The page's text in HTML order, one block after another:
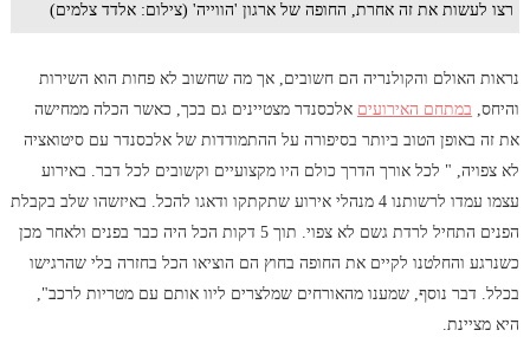
רצו לעשות את זה אחרת, החופה של ארגון 'הווייה' (צילום: אלדד צלמים)
נראות האולם והקולנריה הם חשובים, אך מה שחשוב לא פחות הוא השירות
והיחס, במתחם האירועים אלכסנדר מצטיינים גם בכך, כאשר הכלה ממחישה
את זה באופן הטוב ביותר בסיפורה על ההתמודדות של אלכסנדר עם סיטואציה
לא צפויה, " לכל אורך הדרך כולם היו מקצועיים וקשובים לכל דבר. באירוע
עצמו עמדו לרשותנו 4 מנהלי אירוע שתקתקו ודאגו להכל. באיזשהו שלב בקבלת
הפנים התחיל לרדת גשם לא צפוי. תוך 5 דקות הכל היה כבר בפנים ולאחר מכן
כשנרגע והחלטנו לקיים את החופה בחוץ הם הוציאו הכל בחזרה בלי שהרגישו
בכלל. דבר נוסף, שמענו מהאורחים שמלצרים ליוו אותם עם מטריות לרכב",
היא מציינת.